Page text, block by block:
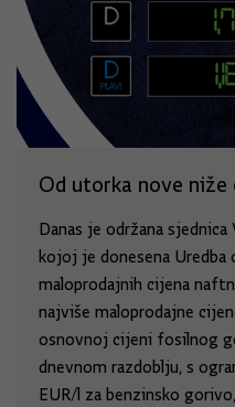
Od utorka nove
Danas je održana sjednica
kojoj je donesena
maloprodajnih cijena
najviše maloprodajne
osnovnoj cijeni fosilnog
dnevnom razdoblju, s
EUR/l za benzinsko